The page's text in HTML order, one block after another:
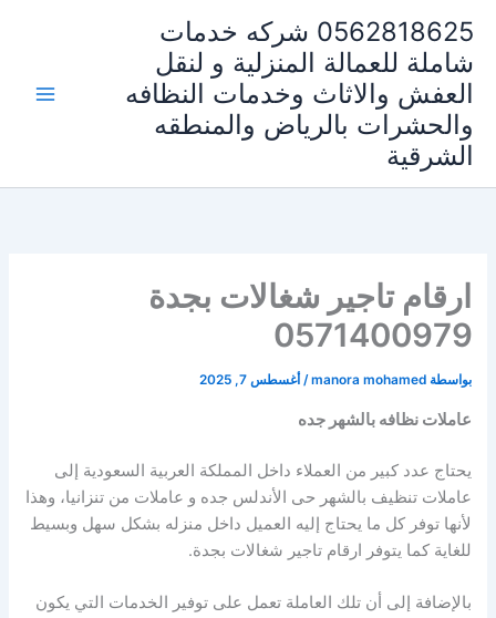
المحتوى
0562818625 شركه خدمات
شاملة للعمالة المنزلية و لنقل
العفش والاثاث وخدمات النظافه
والحشرات بالرياض والمنطقه
الشرقية
ارقام تاجير شغالات بجدة
0571400979
بواسطة manora mohamed
/ أغسطس 7, 2025
عاملات نظافه بالشهر جده
يحتاج عدد كبير من العملاء داخل المملكة العربية السعودية إلى
عاملات تنظيف بالشهر حى الأندلس جده و عاملات من تنزانيا، وهذا
لأنها توفر كل ما يحتاج إليه العميل داخل منزله بشكل سهل وبسيط
للغاية كما يتوفر ارقام تاجير شغالات بجدة.
بالإضافة إلى أن تلك العاملة تعمل على توفير الخدمات التي يكون